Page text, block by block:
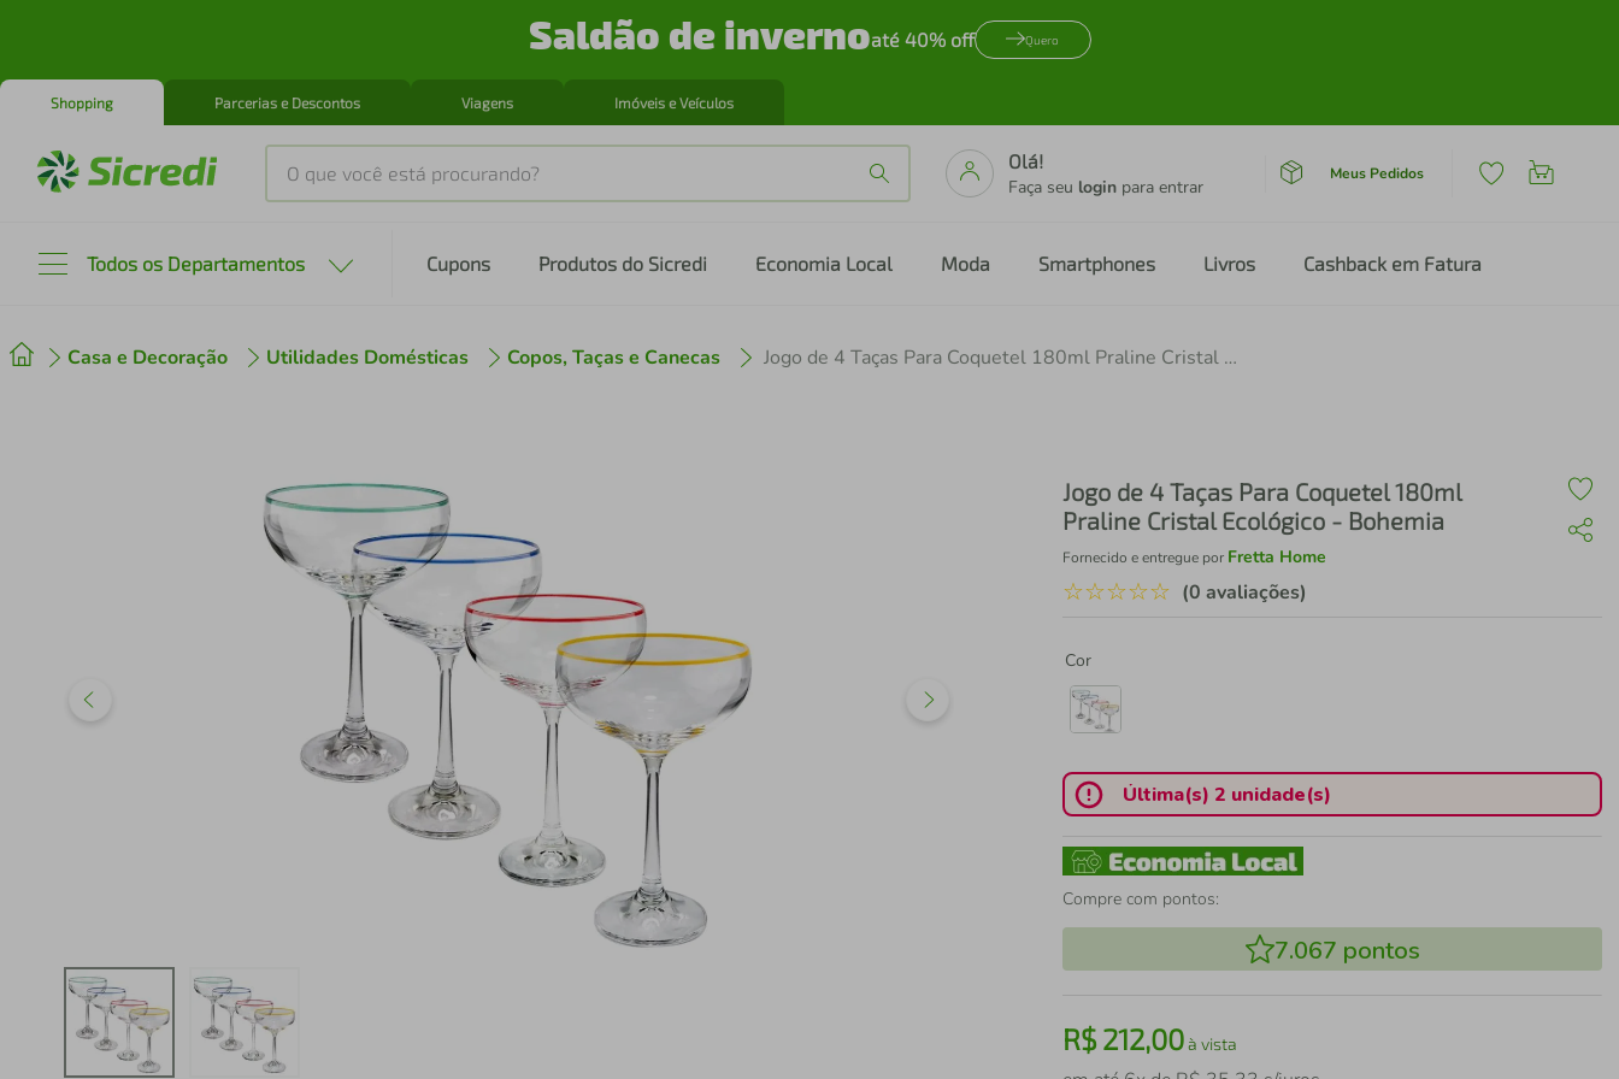
Saldão de invernoaté 40% off Quero
Shopping Parcerias e Descontos Viagens Imóveis e Veículos
O que você está procurando?
Olá!
Faça seu login para entrar
Meus Pedidos
Todos os Departamentos Cupons Produtos do Sicredi Economia Local Moda Smartphones Livros Cashback em Fatura
Casa e Decoração Utilidades Domésticas Copos, Taças e Canecas Jogo de 4 Taças Para Coquetel 180ml Praline Cristal Ecológico - Bohemia
Jogo de 4 Taças Para Coquetel 180ml
Praline Cristal Ecológico - Bohemia
Fornecido e entregue por Fretta Home
☆☆☆☆☆ (0 avaliações)
Cor
Última(s) 2 unidade(s)
Compre com pontos:
7.067 pontos
R$212,00à vista
º cafeteira
air fryer
iphone